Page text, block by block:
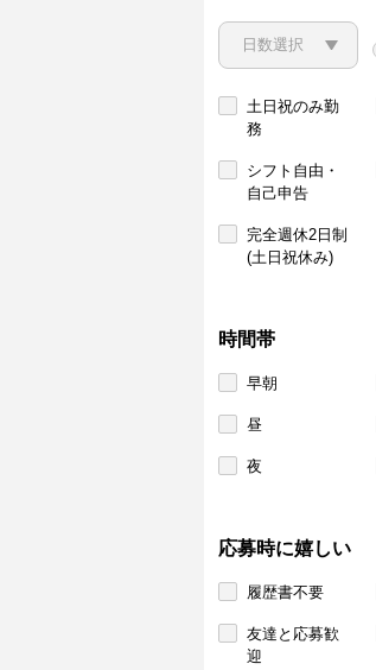
土日祝のみ勤
務
シフト自由・
自己申告
完全週休2日制
(土日祝休み)
時間帯
早朝
昼
夜
応募時に嬉しい
履歴書不要
友達と応募歓
迎